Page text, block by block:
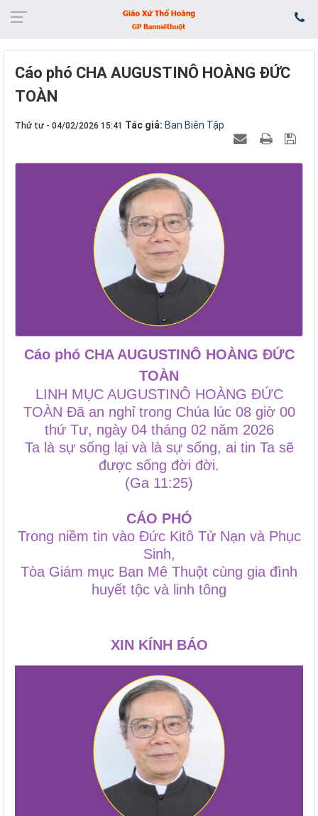
Cáo phó CHA AUGUSTINÔ HOÀNG ĐỨC
TOÀN
Thứ tư - 04/02/2026 15:41 Tác giả: Ban Biên Tập
Cáo phó CHA AUGUSTINÔ HOÀNG ĐỨC
TOÀN
LINH MỤC AUGUSTINÔ HOÀNG ĐỨC
TOÀN Đã an nghỉ trong Chúa lúc 08 giờ 00
thứ Tư, ngày 04 tháng 02 năm 2026
Ta là sự sống lại và là sự sống, ai tin Ta sẽ
được sống đời đời.
(Ga 11:25)
CÁO PHÓ
Trong niềm tin vào Đức Kitô Tử Nạn và Phục
Sinh,
Tòa Giám mục Ban Mê Thuột cùng gia đình
huyết tộc và linh tông
XIN KÍNH BÁO